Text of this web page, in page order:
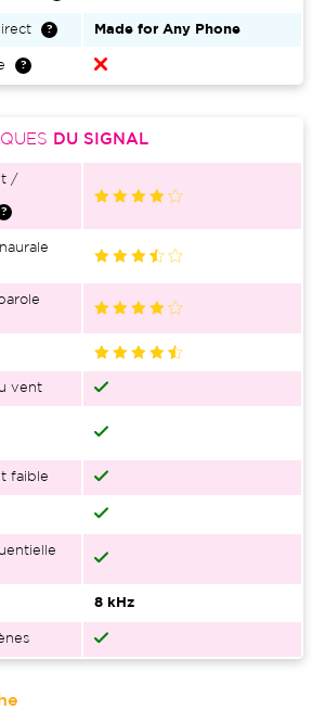
Made for Any Phone
DU SIGNAL
/
vent
faible
8 kHz